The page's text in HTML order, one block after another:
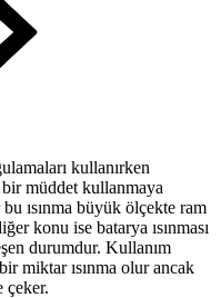
kullanırken
müddet kullanmaya
ısınma büyük ölçekte ram
konu ise batarya ısınması
durumdur. Kullanım
miktar ısınma olur ancak
çeker.